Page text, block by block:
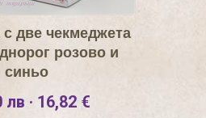
две чекмеджета
розово и
синьо
лв · 16,82 €